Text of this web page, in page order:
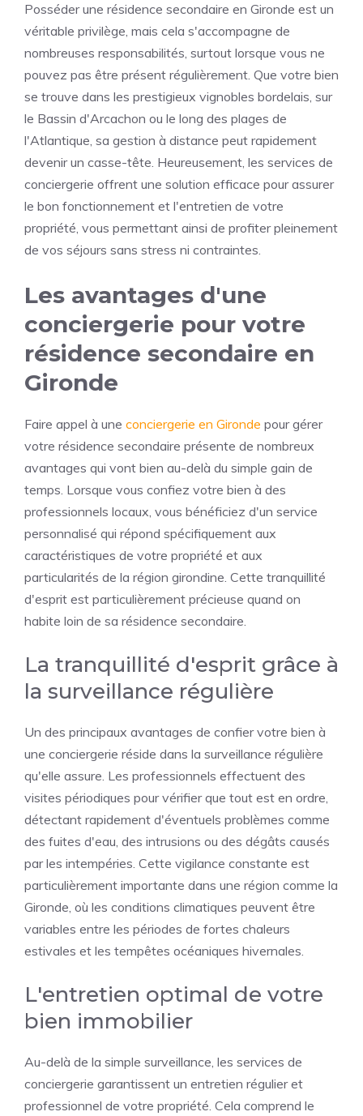
Posséder une résidence secondaire en Gironde est un
véritable privilège, mais cela s'accompagne de
nombreuses responsabilités, surtout lorsque vous ne
pouvez pas être présent régulièrement. Que votre bien
se trouve dans les prestigieux vignobles bordelais, sur
le Bassin d'Arcachon ou le long des plages de
l'Atlantique, sa gestion à distance peut rapidement
devenir un casse-tête. Heureusement, les services de
conciergerie offrent une solution efficace pour assurer
le bon fonctionnement et l'entretien de votre
propriété, vous permettant ainsi de profiter pleinement
de vos séjours sans stress ni contraintes.
Les avantages d'une
conciergerie pour votre
résidence secondaire en
Gironde
Faire appel à une conciergerie en Gironde pour gérer
votre résidence secondaire présente de nombreux
avantages qui vont bien au-delà du simple gain de
temps. Lorsque vous confiez votre bien à des
professionnels locaux, vous bénéficiez d'un service
personnalisé qui répond spécifiquement aux
caractéristiques de votre propriété et aux
particularités de la région girondine. Cette tranquillité
d'esprit est particulièrement précieuse quand on
habite loin de sa résidence secondaire.
La tranquillité d'esprit grâce à
la surveillance régulière
Un des principaux avantages de confier votre bien à
une conciergerie réside dans la surveillance régulière
qu'elle assure. Les professionnels effectuent des
visites périodiques pour vérifier que tout est en ordre,
détectant rapidement d'éventuels problèmes comme
des fuites d'eau, des intrusions ou des dégâts causés
par les intempéries. Cette vigilance constante est
particulièrement importante dans une région comme la
Gironde, où les conditions climatiques peuvent être
variables entre les périodes de fortes chaleurs
estivales et les tempêtes océaniques hivernales.
L'entretien optimal de votre
bien immobilier
Au-delà de la simple surveillance, les services de
conciergerie garantissent un entretien régulier et
professionnel de votre propriété. Cela comprend le